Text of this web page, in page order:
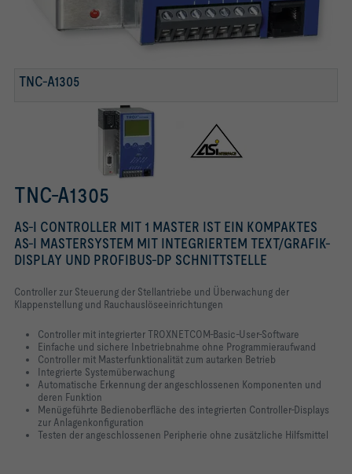
TNC-A1305
TNC-A1305
AS-I CONTROLLER MIT 1 MASTER IST EIN KOMPAKTES
AS-I MASTERSYSTEM MIT INTEGRIERTEM TEXT/GRAFIK-
DISPLAY UND PROFIBUS-DP SCHNITTSTELLE
Controller zur Steuerung der Stellantriebe und Überwachung der
Klappenstellung und Rauchauslöseeinrichtungen
Controller mit integrierter TROXNETCOM-Basic-User-Software
Einfache und sichere Inbetriebnahme ohne Programmieraufwand
Controller mit Masterfunktionalität zum autarken Betrieb
Integrierte Systemüberwachung
Automatische Erkennung der angeschlossenen Komponenten und
deren Funktion
Menügeführte Bedienoberfläche des integrierten Controller-Displays
zur Anlagenkonfiguration
Testen der angeschlossenen Peripherie ohne zusätzliche Hilfsmittel